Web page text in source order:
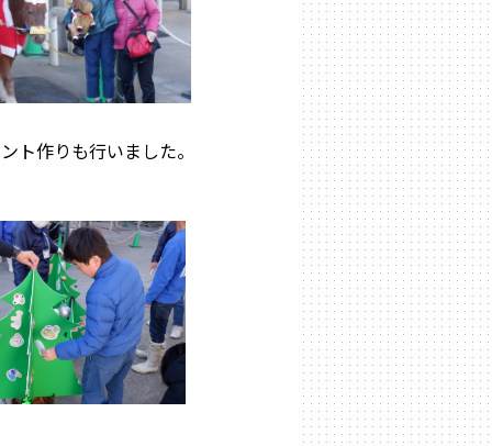
ト作りも行いました。